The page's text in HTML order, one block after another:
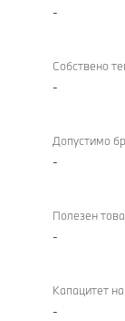
-
Собствено
-
Допустимо
-
Полезен
-
Капацитет
-